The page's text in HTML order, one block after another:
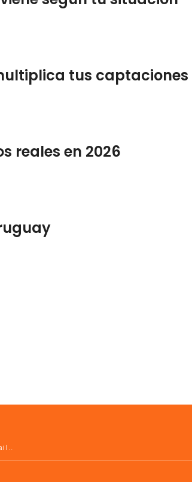
tus captaciones
reales en 2026